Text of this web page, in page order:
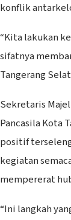
konflik
“Kita lakukan
sifatnya
Tangerang
Sekretaris
Pancasila Kota
positif
kegiatan
mempererat
“Ini langkah